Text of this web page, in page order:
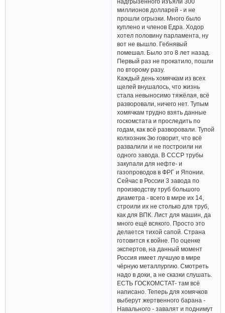
надгрызенного изъяли 300
миллионов долларей - и не
прошли огрызки. Много было
куплено и членов Едра. Ходор
хотел половину парламента, ну
вот не вышло. Гебнявый
помешал. Было это 8 лет назад.
Первый раз не прокатило, пошли
по второму разу.
Каждый день хомячкам из всех
щелей внушалось, что жизнь
стала невыносимо тяжёлая, всё
разворовали, ничего нет. Тупым
хомячкам трудно взять данные
госкомстата и проследить по
годам, как всё разворовали. Тупой
колхозник Зю говорит, что всё
развалили и не построили ни
одного завода. В СССР трубы
закупали для нефте- и
газопроводов в ФРГ и Японии.
Сейчас в России 3 завода по
производству труб большого
диаметра - всего в мире их 14,
строили их не столько для труб,
как для ВПК. Лист для машин, да
много ещё всякого. Просто это
делается тихой сапой. Страна
готовится к войне. По оценке
экспертов, на данный момент
Россия имеет лучшую в мире
чёрную металлургию. Смотреть
надо в доки, а не сказки слушать.
ЕСТЬ ГОСКОМСТАТ- там всё
написано. Теперь для хомячков
выберут жертвенного барана -
Навального - завалят и поднимут